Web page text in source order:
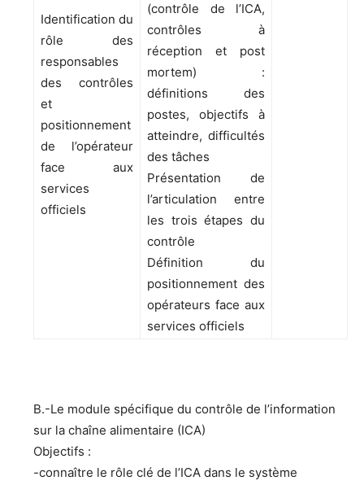
Identification du
rôle des
responsables
des contrôles
et
positionnement
de l’opérateur
face aux
services
officiels
(contrôle de l’ICA,
contrôles à
réception et post
mortem) :
définitions des
postes, objectifs à
atteindre, difficultés
des tâches
Présentation de
l’articulation entre
les trois étapes du
contrôle
Définition du
positionnement des
opérateurs face aux
services officiels
B.-Le module spécifique du contrôle de l’information
sur la chaîne alimentaire (ICA)
Objectifs :
-connaître le rôle clé de l’ICA dans le système